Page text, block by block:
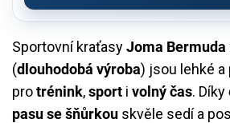
Sportovní kraťasyJoma Bermuda
(dlouhodobá výroba) jsou lehké
protrénink,sport i volný čas. Díky
pasu se šňůrkou skvěle sedí a